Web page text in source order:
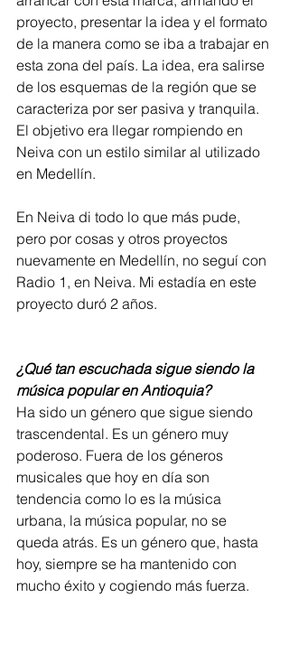
proyecto, presentar la idea y el formato
de la manera como se iba a trabajar en
esta zona del país. La idea, era salirse
de los esquemas de la región que se
caracteriza por ser pasiva y tranquila.
El objetivo era llegar rompiendo en
Neiva con un estilo similar al utilizado
en Medellín.
En Neiva di todo lo que más pude,
pero por cosas y otros proyectos
nuevamente en Medellín, no seguí con
Radio 1, en Neiva. Mi estadía en este
proyecto duró 2 años.
¿Qué tan escuchada sigue siendo la
música popular en Antioquia?
Ha sido un género que sigue siendo
trascendental. Es un género muy
poderoso. Fuera de los géneros
musicales que hoy en día son
tendencia como lo es la música
urbana, la música popular, no se
queda atrás. Es un género que, hasta
hoy, siempre se ha mantenido con
mucho éxito y cogiendo más fuerza.